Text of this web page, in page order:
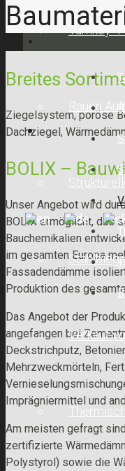
Turnkey-
Rauen
Verkauf
Breites
Ziegelsystem, poröse
Dachziegel,
BOLIX –
Unser Angebot wird
BOLIX ermöglicht, das
Bauchemikalien
im gesamten Europa
Fassadendämme
Produktion des
Das Angebot der
angefangen bei
Deckstrichputz,
Mehrzweckmörteln,
Imprägniermittel und
Am meisten gefragt
zertifizierte
Polystyrol) sowie die